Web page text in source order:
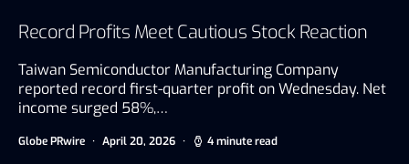
Record Profits Meet Cautious Stock Reaction
Taiwan Semiconductor Manufacturing Company
reported record first-quarter profit on Wednesday. Net
income surged 58%,…
Globe PRwire April 20, 2026 4 minute read